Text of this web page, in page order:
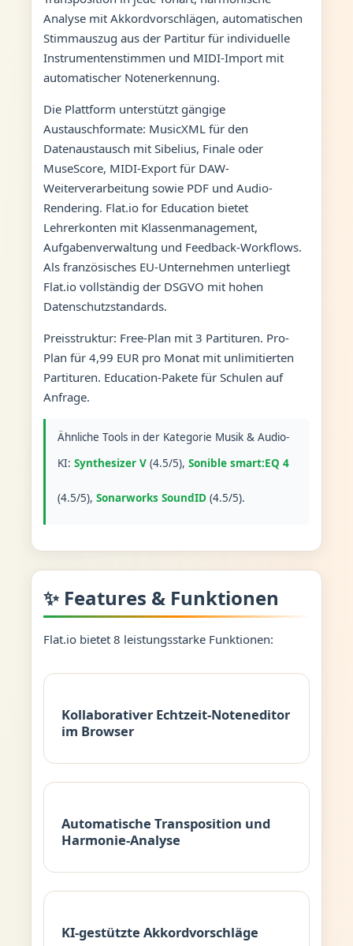
Analyse mit Akkordvorschlägen, automatischen
Stimmauszug aus der Partitur für individuelle
Instrumentenstimmen und MIDI-Import mit
automatischer Notenerkennung.
Die Plattform unterstützt gängige
Austauschformate: MusicXML für den
Datenaustausch mit Sibelius, Finale oder
MuseScore, MIDI-Export für DAW-
Weiterverarbeitung sowie PDF und Audio-
Rendering. Flat.io for Education bietet
Lehrerkonten mit Klassenmanagement,
Aufgabenverwaltung und Feedback-Workflows.
Als französisches EU-Unternehmen unterliegt
Flat.io vollständig der DSGVO mit hohen
Datenschutzstandards.
Preisstruktur: Free-Plan mit 3 Partituren. Pro-
Plan für 4,99 EUR pro Monat mit unlimitierten
Partituren. Education-Pakete für Schulen auf
Anfrage.
Ähnliche Tools in der Kategorie Musik & Audio-
KI: Synthesizer V(4.5/5), Sonible smart:EQ 4
(4.5/5), Sonarworks SoundID(4.5/5).
✨ Features & Funktionen
Flat.io bietet 8 leistungsstarke Funktionen:
Kollaborativer Echtzeit-Noteneditor
im Browser
Automatische Transposition und
Harmonie-Analyse
KI-gestützte Akkordvorschläge